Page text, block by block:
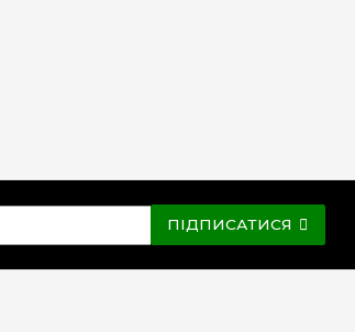
ПІДПИСАТИСЯ